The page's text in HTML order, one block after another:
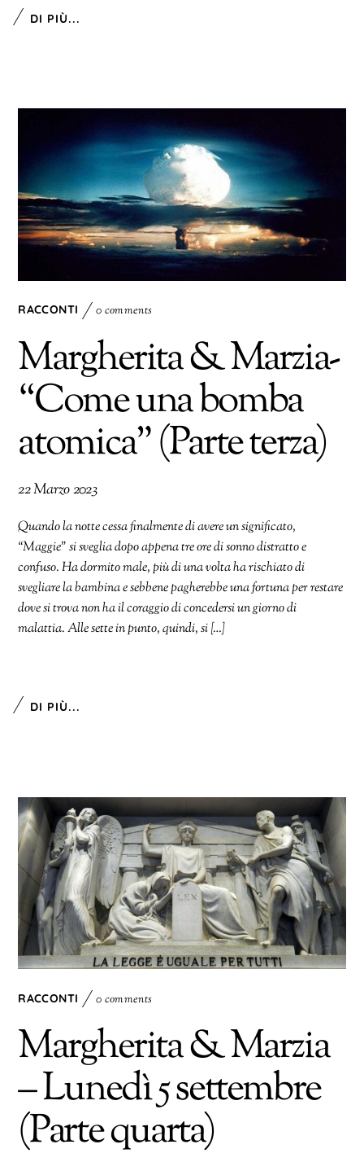
DI PIÙ...
RACCONTI 0 comments
Margherita & Marzia-
“Come una bomba
atomica” (Parte terza)
22 Marzo 2023
Quando la notte cessa finalmente di avere un significato,
“Maggie” si sveglia dopo appena tre ore di sonno distratto e
confuso. Ha dormito male, più di una volta ha rischiato di
svegliare la bambina e sebbene pagherebbe una fortuna per restare
dove si trova non ha il coraggio di concedersi un giorno di
malattia. Alle sette in punto, quindi, si […]
DI PIÙ...
RACCONTI 0 comments
Margherita & Marzia
– Lunedì 5 settembre
(Parte quarta)